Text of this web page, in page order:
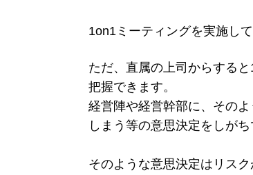
1on1ミーティングを実施し
ただ、直属の上司からする
把握できます。
経営陣や経営幹部に、その
しまう等の意思決定をしがち
そのような意思決定はリス